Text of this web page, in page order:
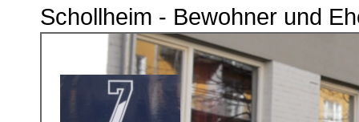
Schollheim - Bewohner und